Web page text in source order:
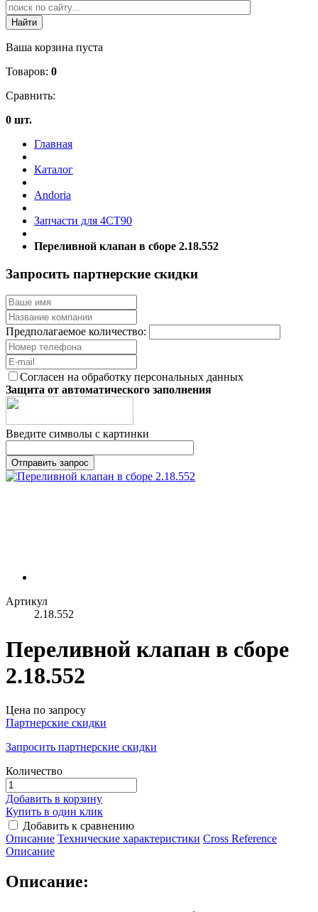
Ваша корзина пуста
Товаров: 0
Сравнить:
0 шт.
Главная
Каталог
Andoria
Запчасти для 4CT90
Переливной клапан в сборе 2.18.552
Запросить партнерские скидки
Предполагаемое количество:
Согласен на обработку персональных данных
Защита от автоматического заполнения
Введите символы с картинки
Артикул
2.18.552
Переливной клапан в сборе
2.18.552
Цена по запросу
Партнерские скидки
Запросить партнерские скидки
Количество
Добавить в корзину
Купить в один клик
Добавить к сравнению
Описание Технические характеристики Сross Reference
Описание
Описание: